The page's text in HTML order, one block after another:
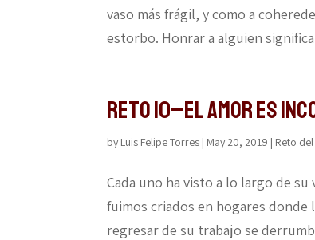
vaso más frágil, y como a
estorbo. Honrar a alguien
Reto 10–El amor es
by Luis Felipe Torres | May 20, 2019 | Reto
Cada uno ha visto a lo largo de
fuimos criados en hogares donde
regresar de su trabajo se